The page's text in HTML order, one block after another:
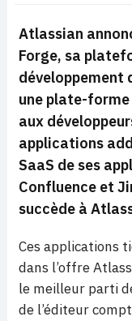
Atlassian
Forge, sa
développement
une plate-
aux
applications
SaaS de ses
Confluence et
succède à
Ces applications
dans l’offre
le meilleur parti
de l’éditeur